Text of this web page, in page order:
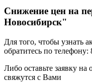
Снижение цен на
Новосибирск"
Для того, чтобы узнать
обратитесь по
Либо оставьте заявку
свяжутся с Вами